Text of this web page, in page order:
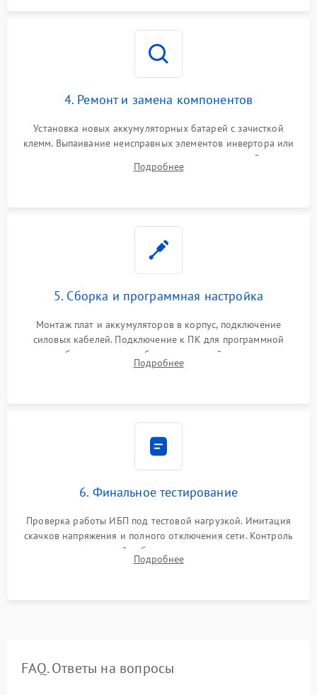
4. Ремонт и замена компонентов
Установка новых аккумуляторных батарей с зачисткой
клемм. Выпаивание неисправных элементов инвертора или
цепи зарядки и монтаж новых радиодеталей.
Восстановление поврежденных токоведущих дорожек и
Подробнее
5. Сборка и программная настройка
Монтаж плат и аккумуляторов в корпус, подключение
силовых кабелей. Подключение к ПК для программной
калибровки констант батареи, настройки порогов
срабатывания AVR и сброса счетчиков старения АКБ.
Подробнее
6. Финальное тестирование
Проверка работы ИБП под тестовой нагрузкой. Имитация
скачков напряжения и полного отключения сети. Контроль
времени автономной работы, температурного режима и
корректности формы выходного сигнала.
Подробнее
FAQ. Ответы на вопросы